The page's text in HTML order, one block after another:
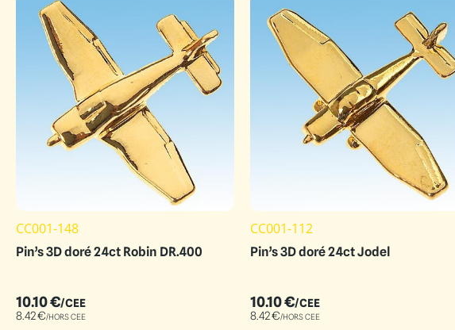
CC001-148
Pin’s 3D doré 24ct Robin DR.400
10.10€/CEE
8.42€/HORS CEE
CC001-112
Pin’s 3D doré 24ct Jodel
10.10€/CEE
8.42€/HORS CEE